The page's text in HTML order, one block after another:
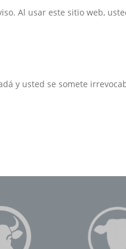
Al usar este sitio web,
y usted se somete